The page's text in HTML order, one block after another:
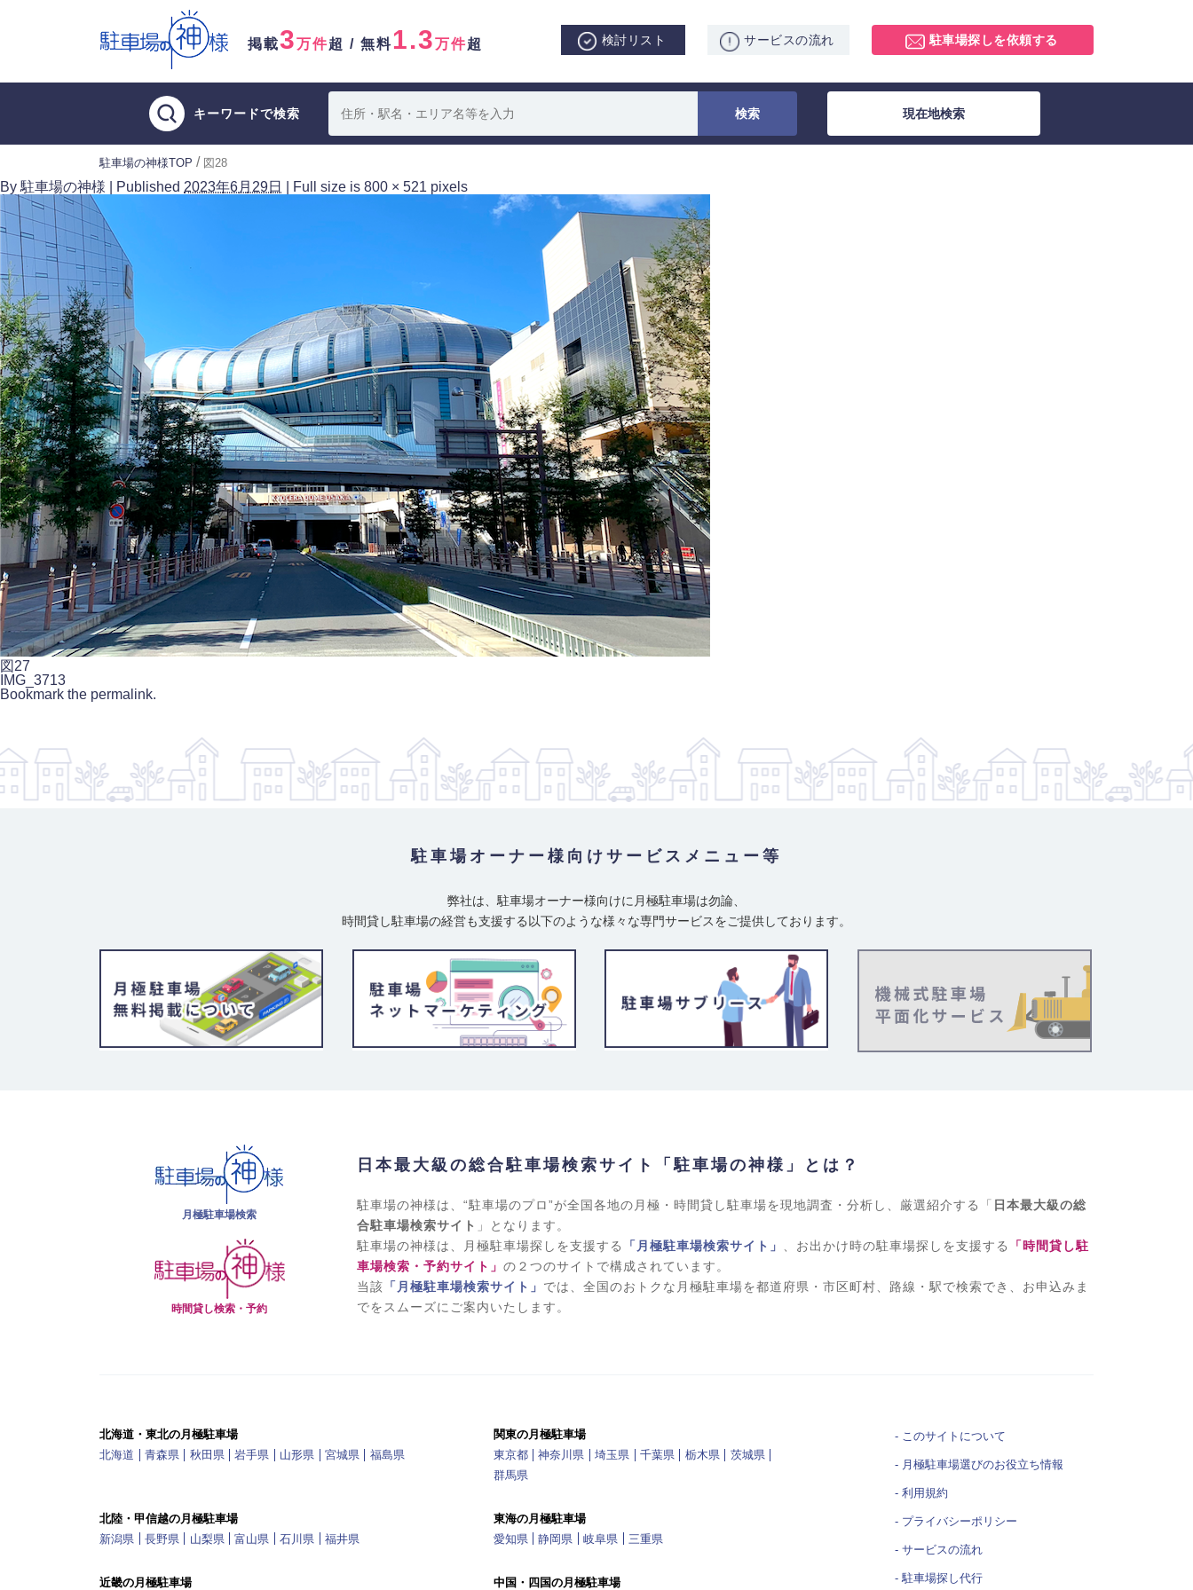
掲載3万件超 / 無料1.3万件超 検討リスト サービスの流れ 駐車場探しを依頼する
キーワードで検索 現在地検索
駐車場の神様TOP / 図28
By 駐車場の神様 Published 2023年6月29日 Full size is 800 × 521 pixels
図27
IMG_3713
Bookmark the permalink.
駐車場オーナー様向け サービスメニュー等
弊社は、駐車場オーナー様向けに月極駐車場は勿論、
時間貸し駐車場の経営も支援する以下のような様々な専門サービスをご提供しております。
月極駐車場検索
時間貸し検索・予約
日本最大級の総合駐車場検索サイト「駐車場の神様」とは？
駐車場の神様は、“駐車場のプロ”が全国各地の月極・時間貸し駐車場を現地調査・分析し、厳選紹介する「 日本最大級の総
合駐車場検索サイト 」となります。
駐車場の神様は、月極駐車場探しを支援する
「月極駐車場検索サイト」 、お出かけ時の駐車場探しを支援する
「時間貸し駐
車場検索・予約サイト」 の２つのサイトで構成されています。
当該 「月極駐車場検索サイト」 では、全国のおトクな月極駐車場を都道府県・市区町村、路線・駅で検索でき、お申込みま
でをスムーズにご案内いたします。
北海道・東北の月極駐車場
北海道
青森県 秋田県 岩手県 山形県 宮城県 福島県
関東の月極駐車場
東京都
神奈川県 埼玉県 千葉県 栃木県
茨城県
群馬県
北陸・甲信越の月極駐車場
新潟県
長野県 山梨県 富山県 石川県 福井県
東海の月極駐車場
愛知県
静岡県 岐阜県 三重県
近畿の月極駐車場 中国・四国の月極駐車場
このサイトについて
月極駐車場選びのお役立ち情報
利用規約
プライバシーポリシー
サービスの流れ
駐車場探し代行